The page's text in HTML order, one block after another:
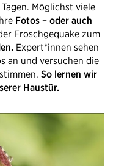
Möglichst viele
Fotos – oder auch
Froschgequake zum
Expert*innen sehen
an und versuchen die
So lernen wir
Haustür.